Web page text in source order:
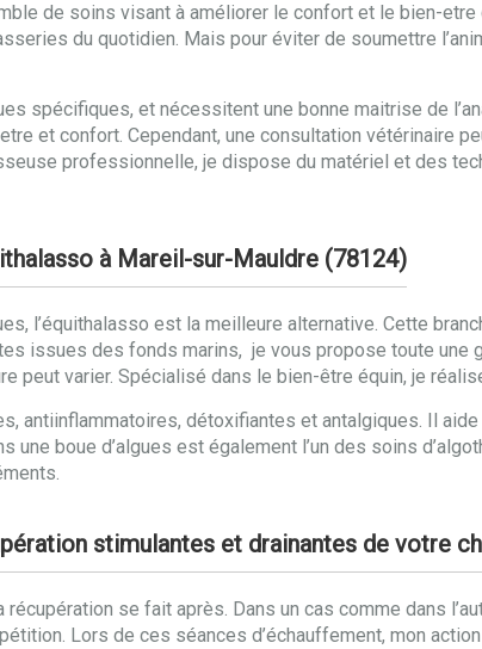
de soins visant à améliorer le confort et le bien-
du quotidien. Mais pour éviter de soumettre
spécifiques, et nécessitent une bonne maitrise de
et confort. Cependant, une consultation vétérinaire
professionnelle, je dispose du matériel et des
à Mareil-sur-Mauldre (78124)
l’équithalasso est la meilleure alternative. Cette
issues des fonds marins, je vous propose toute une
peut varier. Spécialisé dans le bien-être équin, je
antiinflammatoires, détoxifiantes et antalgiques. Il
une boue d’algues est également l’un des soins
stimulantes et drainantes de votre
se fait après. Dans un cas comme dans
Lors de ces séances d’échauffement, mon